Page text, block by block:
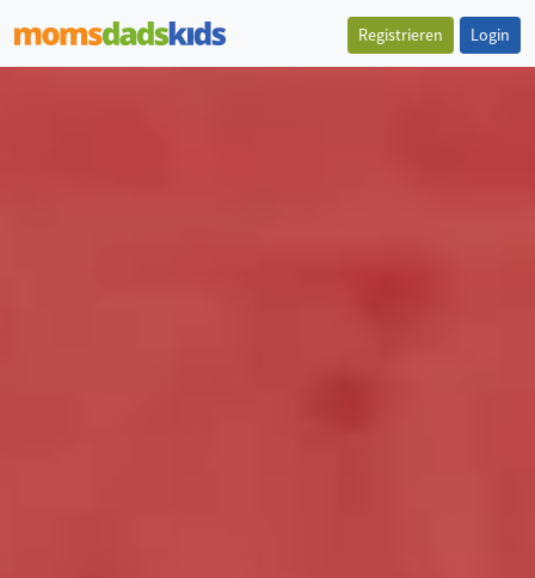
Registrieren Login